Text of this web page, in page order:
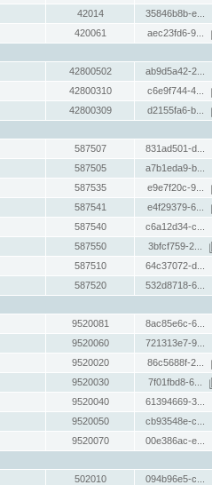
42014 35846b8b-e...
420061 aec23fd6-9...
42800502 ab9d5a42-2...
42800310 c6e9f744-4...
42800309 d2155fa6-b...
587507 831ad501-d...
587505 a7b1eda9-b...
587535 e9e7f20c-9...
587541 e4f29379-6...
587540 c6a12d34-c...
587550 3bfcf759-2...
587510 64c37072-d...
587520 532d8718-6...
9520081 8ac85e6c-6...
9520060 721313e7-9...
9520020 86c5688f-2...
9520030 7f01fbd8-6...
9520040 61394669-3...
9520050 cb93548e-c...
9520070 00e386ac-e...
502010 094b96e5-c...